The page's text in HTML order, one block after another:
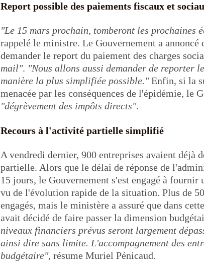
Report possible des paiements fiscaux et
"Le 15 mars prochain, tomberont les prochaines
rappelé le ministre. Le Gouvernement a annoncé
demander le report du paiement des charges
mail". "Nous allons aussi demander de reporter
manière la plus simplifiée possible."Enfin, si la
menacée par les conséquences de l'épidémie, le
"dégrèvement des impôts directs".
Recours à l'activité partielle simplifié
A vendredi dernier, 900 entreprises avaient déjà
partielle. Alors que le délai de réponse de
15 jours, le Gouvernement s'est engagé à fournir
vu de l'évolution rapide de la situation. Plus de
engagés, mais le ministère a assuré que dans
avait décidé de faire passer la dimension
niveaux financiers prévus seront largement
ainsi dire sans limite. L'accompagnement des
budgétaire", résume Muriel Pénicaud.